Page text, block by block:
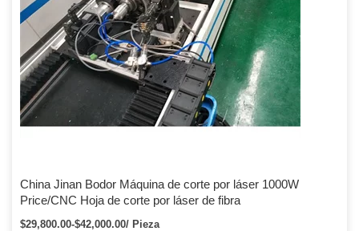
China Jinan Bodor Máquina de corte por láser 1000W
Price/CNC Hoja de corte por láser de fibra
$29,800.00-$42,000.00/ Pieza